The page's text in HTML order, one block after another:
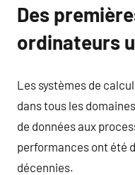
Des
ordinateurs
Les systèmes de
dans tous les
de données aux
performances ont été
décennies.